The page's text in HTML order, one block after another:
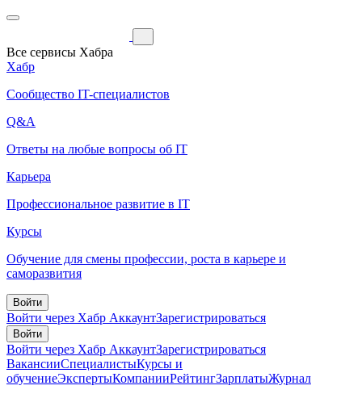
Все сервисы Хабра
Хабр
Сообщество IT-специалистов
Q&A
Ответы на любые вопросы об IT
Карьера
Профессиональное развитие в IT
Курсы
Обучение для смены профессии, роста в карьере и
саморазвития
Войти
Войти через Хабр АккаунтЗарегистрироваться
Войти
Войти через Хабр АккаунтЗарегистрироваться
ВакансииСпециалистыКурсы и
обучениеЭкспертыКомпанииРейтингЗарплатыЖурнал